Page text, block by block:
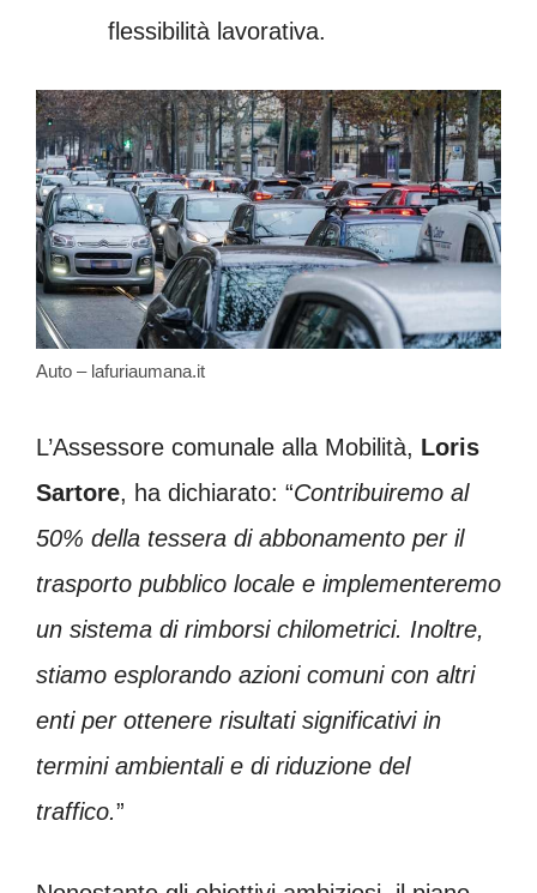
flessibilità lavorativa.
Auto – lafuriaumana.it
L’Assessore comunale alla Mobilità, Loris
Sartore, ha dichiarato: “Contribuiremo al
50% della tessera di abbonamento per il
trasporto pubblico locale e implementeremo
un sistema di rimborsi chilometrici. Inoltre,
stiamo esplorando azioni comuni con altri
enti per ottenere risultati significativi in
termini ambientali e di riduzione del
traffico.”